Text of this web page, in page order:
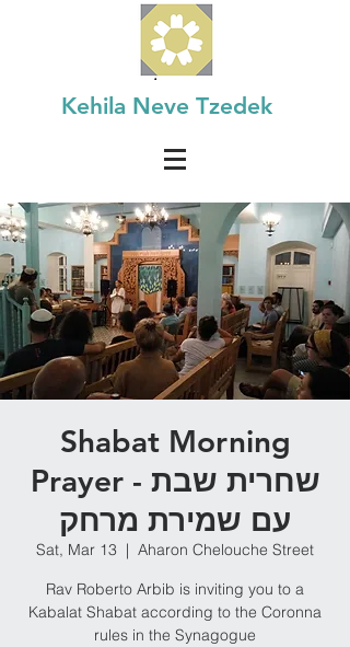
Kehila Neve Tzedek
Shabat Morning
Prayer - שחרית שבת
עם שמירת מרחק
Sat, Mar 13
  |
Aharon Chelouche Street
Rav Roberto Arbib is inviting you to a
Kabalat Shabat according to the Coronna
rules in the Synagogue